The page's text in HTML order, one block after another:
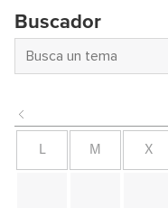
Buscador
L M X